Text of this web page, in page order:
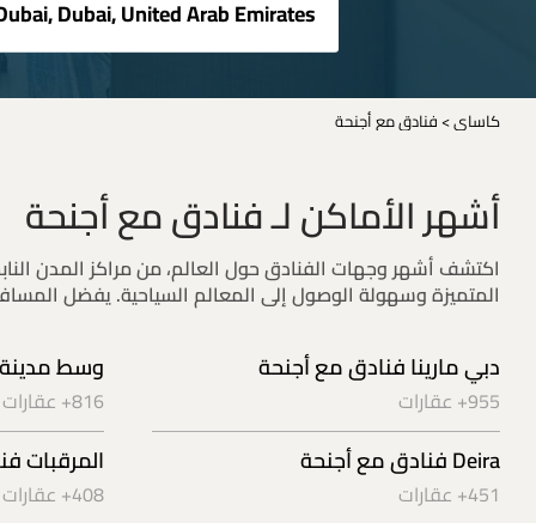
كاساي>فنادق مع أجنحة
أشهر الأماكن لـ فنادق مع أجنحة
اكتشف أشهر وجهات الفنادق حول العالم، من مراكز المدن
المتميزة وسهولة الوصول إلى المعالم السياحية. يفضل
دبي مارينا فنادق مع أجنحة
955+ عقارات
وسط
816+ عقارات
Deira فنادق مع أجنحة
451+ عقارات
المرقبات
408+ عقارات